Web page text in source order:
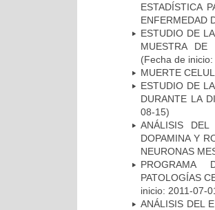
ESTADÍSTICA
ENFERMEDAD
ESTUDIO DE
MUESTRA DE
(Fecha de
MUERTE
ESTUDIO DE
DURANTE LA
08-15)
ANÁLISIS
DOPAMINA Y
NEURONAS
PROGRAMA
PATOLOGÍAS
inicio: 2011-07-
ANÁLISIS DEL